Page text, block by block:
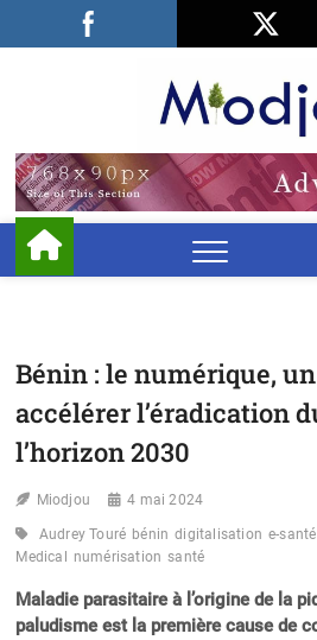
Facebook
LinkedIn
Bénin : le numérique,
accélérer l’éradication
l’horizon 2030
Miodjou 4 mai 2024
Audrey Touré bénin digitalisation e-santé
Medical
numérisation santé
Maladie parasitaire à l’origine de la
paludisme est la première cause de